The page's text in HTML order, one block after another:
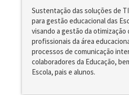
Sustentação das soluções de
para gestão educacional das
visando a gestão da otimização
profissionais da área
processos de comunicação
colaboradores da Educação,
Escola, pais e alunos.